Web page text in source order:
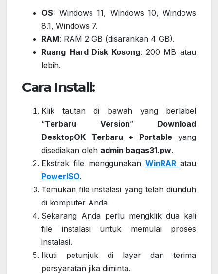
OS: Windows 11, Windows 10, Windows
8.1, Windows 7.
RAM: RAM 2 GB (disarankan 4 GB).
Ruang Hard Disk Kosong: 200 MB atau
lebih.
Cara Install:
Klik tautan di bawah yang berlabel
“Terbaru Version” Download
DesktopOK Terbaru + Portableyang
disediakan oleh admin bagas31.pw.
Ekstrak file menggunakan WinRAR atau
PowerISO.
Temukan file instalasi yang telah diunduh
di komputer Anda.
Sekarang Anda perlu mengklik dua kali
file instalasi untuk memulai proses
instalasi.
Ikuti petunjuk di layar dan terima
persyaratan jika diminta.